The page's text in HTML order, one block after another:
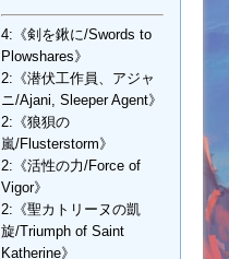
4:《剣を鍬に/Swords to
Plowshares》
2:《潜伏工作員、アジャ
ニ/Ajani, Sleeper Agent》
2:《狼狽の
嵐/Flusterstorm》
2:《活性の力/Force of
Vigor》
2:《聖カトリーヌの凱
旋/Triumph of Saint
Katherine》